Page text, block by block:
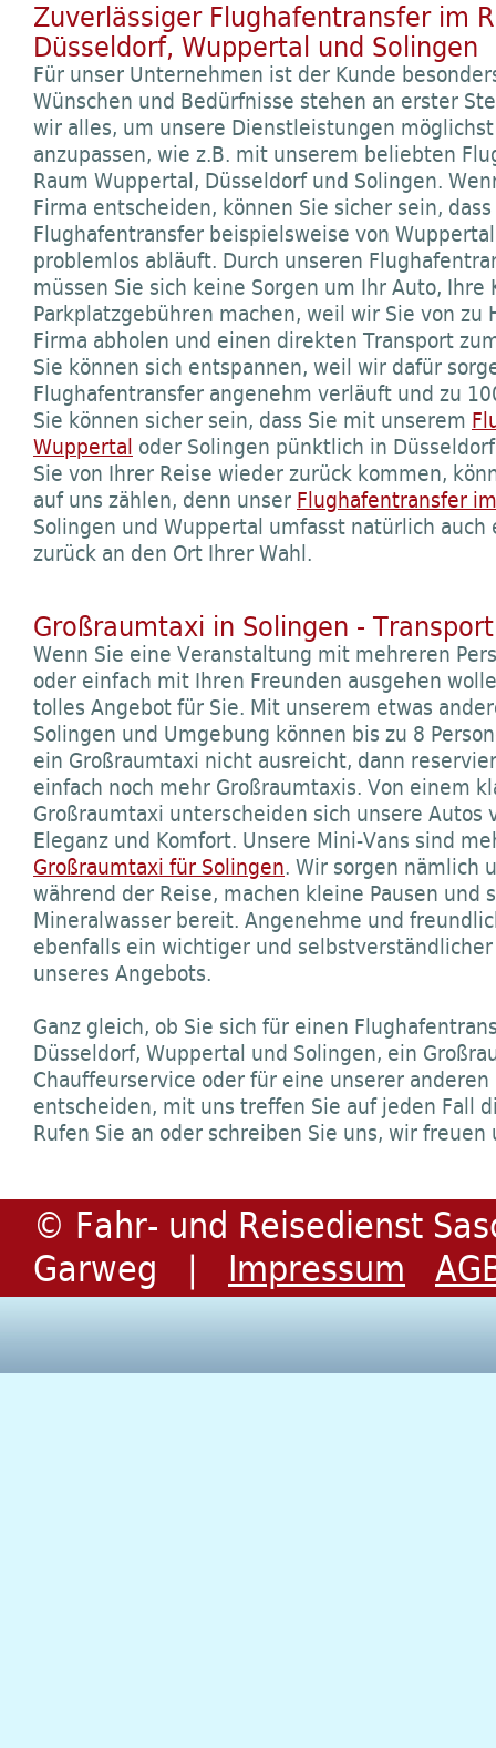
Zuverlässiger Flughafentransfer im
Düsseldorf, Wuppertal und Solingen
Für unser Unternehmen ist der Kunde
Wünschen und Bedürfnisse stehen an erster
wir alles, um unsere Dienstleistungen
anzupassen, wie z.B. mit unserem beliebten
Raum Wuppertal, Düsseldorf und Solingen.
Firma entscheiden, können Sie sicher sein,
Flughafentransfer beispielsweise von
problemlos abläuft. Durch unseren
müssen Sie sich keine Sorgen um Ihr Auto, Ihre
Parkplatzgebühren machen, weil wir Sie von zu
Firma abholen und einen direkten Transport
Sie können sich entspannen, weil wir dafür
Flughafentransfer angenehm verläuft und zu
Sie können sicher sein, dass Sie mit unserem
Wuppertal oder Solingen pünktlich in
Sie von Ihrer Reise wieder zurück kommen,
auf uns zählen, denn unser Flughafentransfer
Solingen und Wuppertal umfasst natürlich auch
zurück an den Ort Ihrer Wahl.
Großraumtaxi in Solingen -
Wenn Sie eine Veranstaltung mit mehreren
oder einfach mit Ihren Freunden ausgehen
tolles Angebot für Sie. Mit unserem etwas
Solingen und Umgebung können bis zu 8
ein Großraumtaxi nicht ausreicht, dann
einfach noch mehr Großraumtaxis. Von einem
Großraumtaxi unterscheiden sich unsere Autos
Eleganz und Komfort. Unsere Mini-Vans sind
Großraumtaxi für Solingen. Wir sorgen nämlich
während der Reise, machen kleine Pausen und
Mineralwasser bereit. Angenehme und
ebenfalls ein wichtiger und
unseres Angebots.
Ganz gleich, ob Sie sich für einen
Düsseldorf, Wuppertal und Solingen, ein
Chauffeurservice oder für eine unserer
entscheiden, mit uns treffen Sie auf jeden Fall
Rufen Sie an oder schreiben Sie uns, wir freuen
© Fahr- und Reisedienst
Garweg |
Impressum